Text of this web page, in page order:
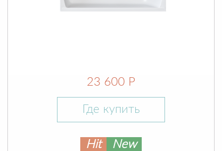
23 600 Р
Где купить
Hit New